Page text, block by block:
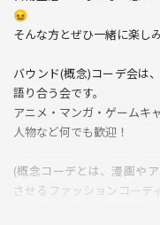
😖
そんな方とぜひ一緒に楽し
バウンド(概念)コーデ会は
語り合う会です。
アニメ・マンガ・ゲームキ
人物など何でも歓迎！
(概念コーデとは、漫画や
させるファッションコーデ